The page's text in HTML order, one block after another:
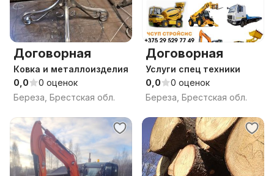
Договорная
Ковка и металлоизделия
0,0
0 оценок
Береза, Брестская обл.
Договорная
Услуги спец техники
0,0
0 оценок
Береза, Брестская обл.